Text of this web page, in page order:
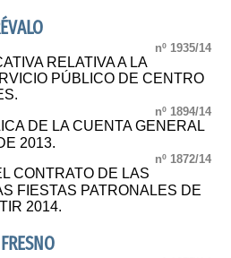
nº 1935/14
RELATIVA A LA
PÚBLICO DE CENTRO
nº 1894/14
DE LA CUENTA GENERAL
2013.
nº 1872/14
CONTRATO DE LAS
FIESTAS PATRONALES DE
2014.